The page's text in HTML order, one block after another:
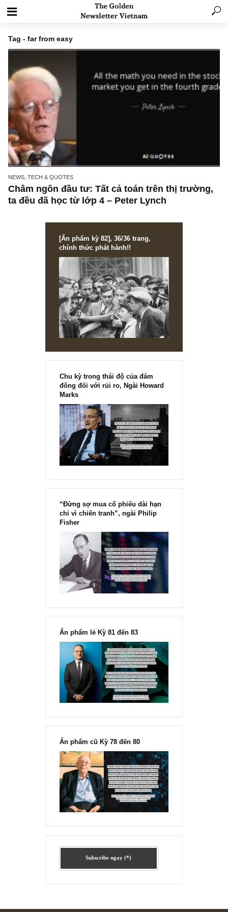
Tag - far from easy
NEWS, TECH & QUOTES
ta đều đã học từ lớp 4 – Peter Lynch
[Ấn phẩm kỳ 82], 36/36 trang,
chính thức phát hành!!
Chu kỳ trong thái độ của đám
đông đối với rủi ro, Ngài Howard
Marks
“Đừng sợ mua cổ phiếu dài hạn
chỉ vì chiến tranh”, ngài Philip
Fisher
Ấn phẩm lẻ Kỳ 81 đến 83
Ấn phẩm cũ Kỳ 78 đến 80